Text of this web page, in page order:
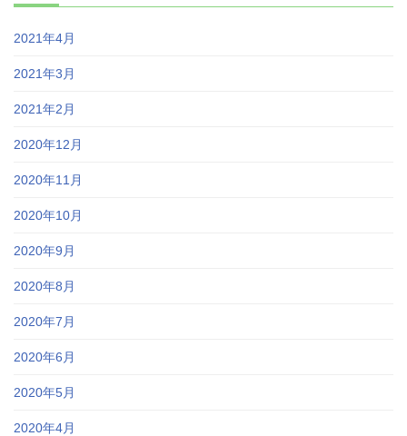
2021年4月
2021年3月
2021年2月
2020年12月
2020年11月
2020年10月
2020年9月
2020年8月
2020年7月
2020年6月
2020年5月
2020年4月